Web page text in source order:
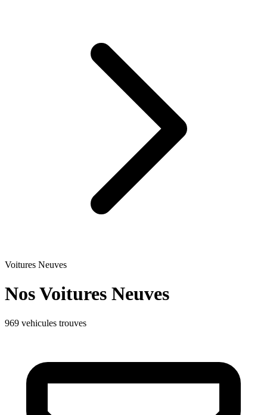
Voitures Neuves
Nos Voitures Neuves
969 vehicules trouves